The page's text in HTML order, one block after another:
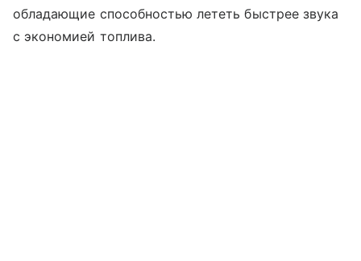
обладающие способностью лететь быстрее звука
с экономией топлива.